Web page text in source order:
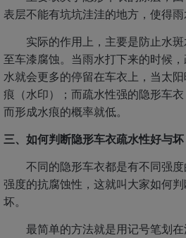
表层不能有坑坑洼洼的地方，使得雨
实际的作用上，主要是防止水
至车漆腐蚀。当雨水打下来的时候
水就会更多的停留在车衣上，当太
痕（水印）；而疏水性强的隐形车
而形成水痕的概率就低。
三、如何判断隐形车衣疏水性好与坏
不同的隐形车衣都是有不同强
强度的抗腐蚀性，这就叫大家如何
坏。
最简单的方法就是用记号笔划